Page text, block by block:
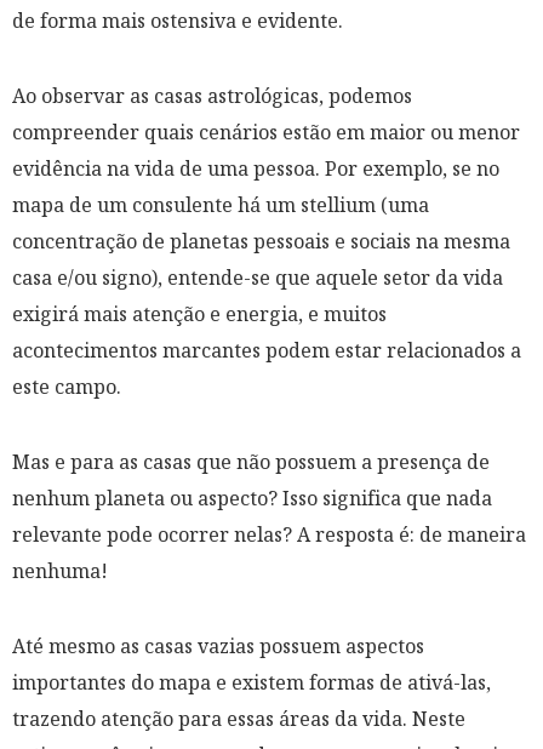
de forma mais ostensiva e evidente.
Ao observar as casas astrológicas, podemos
compreender quais cenários estão em maior ou menor
evidência na vida de uma pessoa. Por exemplo, se no
mapa de um consulente há um stellium (uma
concentração de planetas pessoais e sociais na mesma
casa e/ou signo), entende-se que aquele setor da vida
exigirá mais atenção e energia, e muitos
acontecimentos marcantes podem estar relacionados a
este campo.
Mas e para as casas que não possuem a presença de
nenhum planeta ou aspecto? Isso significa que nada
relevante pode ocorrer nelas? A resposta é: de maneira
nenhuma!
Até mesmo as casas vazias possuem aspectos
importantes do mapa e existem formas de ativá-las,
trazendo atenção para essas áreas da vida. Neste